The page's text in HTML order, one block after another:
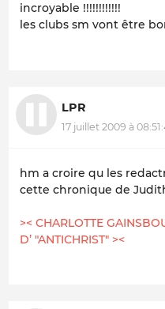
incroyable !!!!!!!!!!!!
les clubs sm vont être
LPR
17 juillet 2009 à
hm a croire qu les
cette chronique de
>< CHARLOTTE
D’ "ANTICHRIST" ><